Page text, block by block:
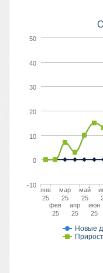
Новые
янв
25
фев
25
мар
25
апр
25
май
25
июн
25
-10
0
10
20
30
40
50